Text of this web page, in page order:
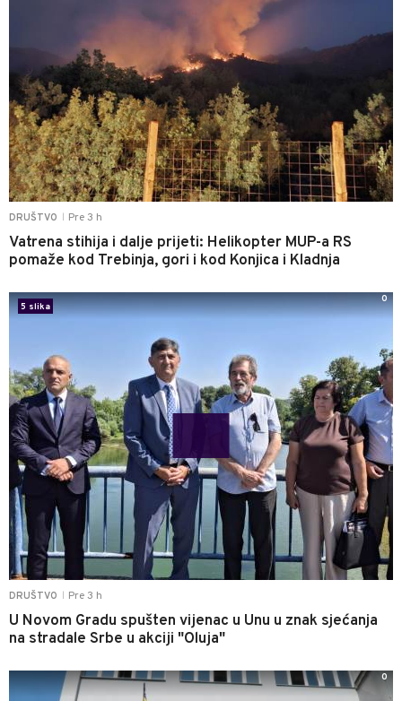
DRUŠTVO Pre 3 h
Vatrena stihija i dalje prijeti: Helikopter MUP-a RS
pomaže kod Trebinja, gori i kod Konjica i Kladnja
DRUŠTVO Pre 3 h
U Novom Gradu spušten vijenac u Unu u znak sjećanja
na stradale Srbe u akciji "Oluja"
5 slika
0
0